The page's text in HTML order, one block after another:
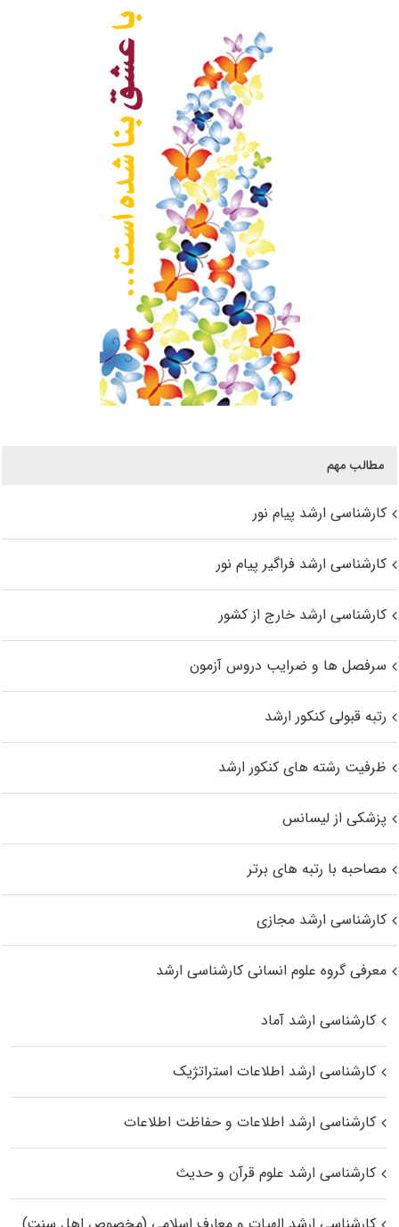
مطالب مهم
کارشناسی ارشد پیام نور
کارشناسی ارشد فراگیر پیام نور
کارشناسی ارشد خارج از کشور
سرفصل ها و ضرایب دروس آزمون
رتبه قبولی کنکور ارشد
ظرفیت رشته های کنکور ارشد
پزشکی از لیسانس
مصاحبه با رتبه های برتر
کارشناسی ارشد مجازی
معرفی گروه علوم انسانی کارشناسی ارشد
کارشناسی ارشد آماد
کارشناسی ارشد اطلاعات استراتژیک
کارشناسی ارشد اطلاعات و حفاظت اطلاعات
کارشناسی ارشد علوم قرآن و حدیث